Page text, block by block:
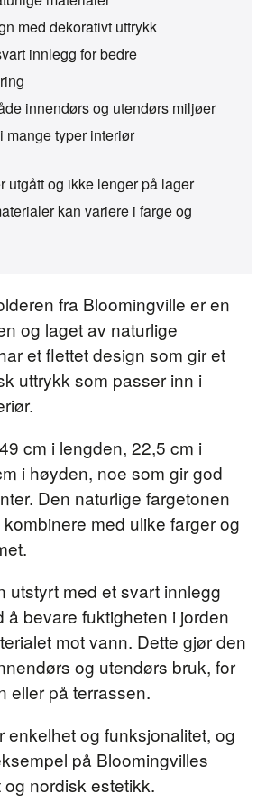
fra Bloomingville er en
og laget av naturlige
et flettet design som gir et
uttrykk som passer inn i
cm i lengden, 22,5 cm i
i høyden, noe som gir god
Den naturlige fargetonen
med ulike farger og
utstyrt med et svart innlegg
å bevare fuktigheten i jorden
mot vann. Dette gjør den
og utendørs bruk, for
eller på terrassen.
enkelhet og funksjonalitet, og
på Bloomingvilles
nordisk estetikk.
med dekorativt uttrykk
innlegg for bedre
innendørs og utendørs miljøer
mange typer interiør
utgått og ikke lenger på lager
kan variere i farge og